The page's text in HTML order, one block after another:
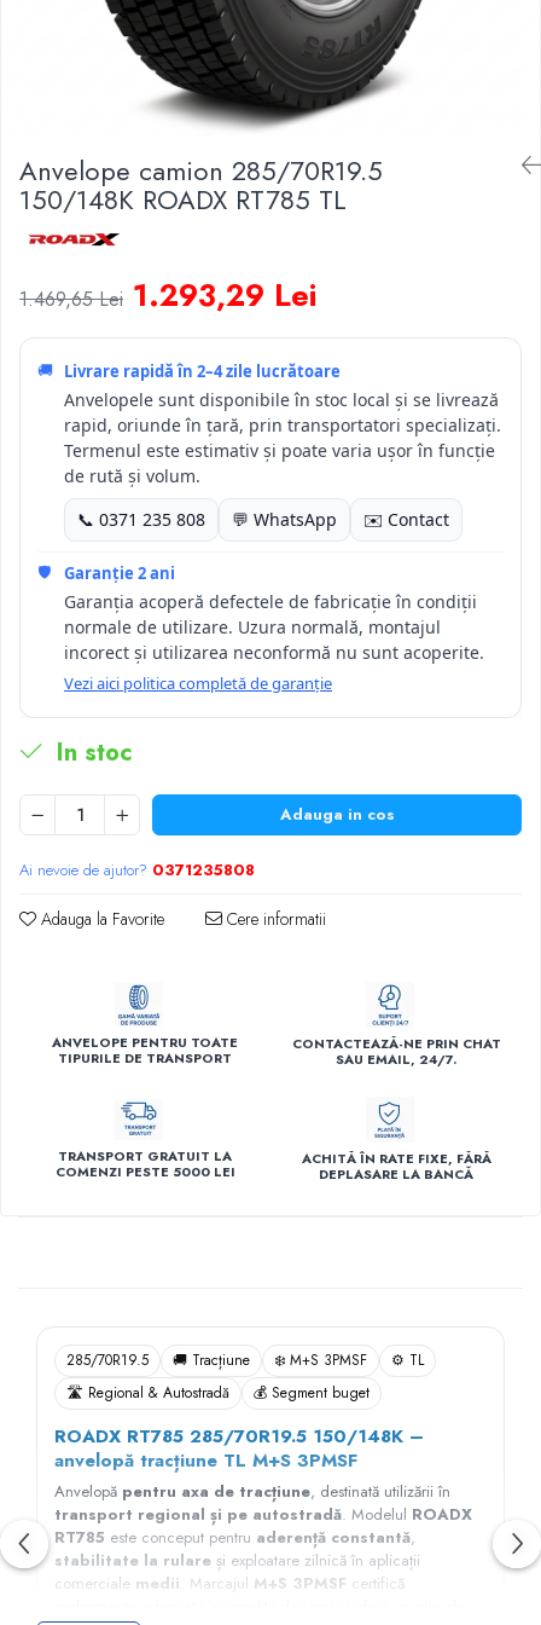
Anvelope camion 285/70R19.5
150/148K ROADX RT785 TL
1.469,65 Lei 1.293,29 Lei
🚚 Livrare rapidă în 2–4 zile lucrătoare
Anvelopele sunt disponibile în stoc local și se livrează
rapid, oriunde în țară, prin transportatori specializați.
Termenul este estimativ și poate varia ușor în funcție
de rută și volum.
📞 0371 235 808
💬 WhatsApp ✉️ Contact
🛡️ Garanție 2 ani
Garanția acoperă defectele de fabricație în condiții
normale de utilizare. Uzura normală, montajul
incorect și utilizarea neconformă nu sunt acoperite.
Vezi aici politica completă de garanție
In stoc
Adauga in cos
Ai nevoie de ajutor? 0371235808
Adauga la Favorite Cere informatii
ANVELOPE PENTRU TOATE
TIPURILE DE TRANSPORT
CONTACTEAZĂ-NE PRIN CHAT
SAU EMAIL, 24/7.
TRANSPORT GRATUIT LA
COMENZI PESTE 5000 LEI
ACHITĂ ÎN RATE FIXE, FĂRĂ
DEPLASARE LA BANCĂ
285/70R19.5 🚚 Tracțiune ❄️ M+S 3PMSF
⚙️ TL
🛣️ Regional & Autostradă
💰 Segment buget
ROADX RT785 285/70R19.5 150/148K –
anvelopă tracțiune TL M+S 3PMSF
Anvelopă pentru axa de tracțiune, destinată utilizării în
transport regional și pe autostradă. Modelul ROADX
RT785 este conceput pentru aderență constantă,
stabilitate la rulare și exploatare zilnică în aplicații
comerciale medii . Marcajul M+S 3PMSF certifică